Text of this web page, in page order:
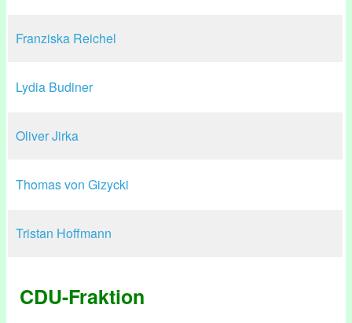
Franziska Reichel
Lydia Budiner
Oliver Jirka
Thomas von Gizycki
Tristan Hoffmann
CDU-Fraktion